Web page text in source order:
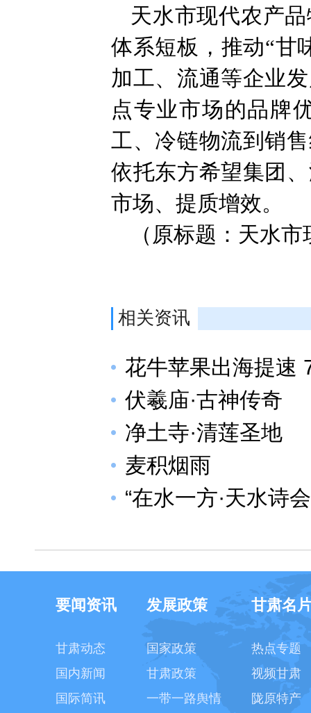
天水市现代农产
体系短板，推动“甘
加工、流通等企业
点专业市场的品牌
工、冷链物流到销
依托东方希望集团
市场、提质增效。
（原标题：天水
相关资讯
花牛苹果出海提速
伏羲庙·古神传奇
净土寺·清莲圣地
麦积烟雨
“在水一方·天水诗
要闻资讯
甘肃动态
国内新闻
国际简讯
发展政策
国家政策
甘肃政策
一带一路舆情
甘肃名
热点专题
视频甘肃
陇原特产